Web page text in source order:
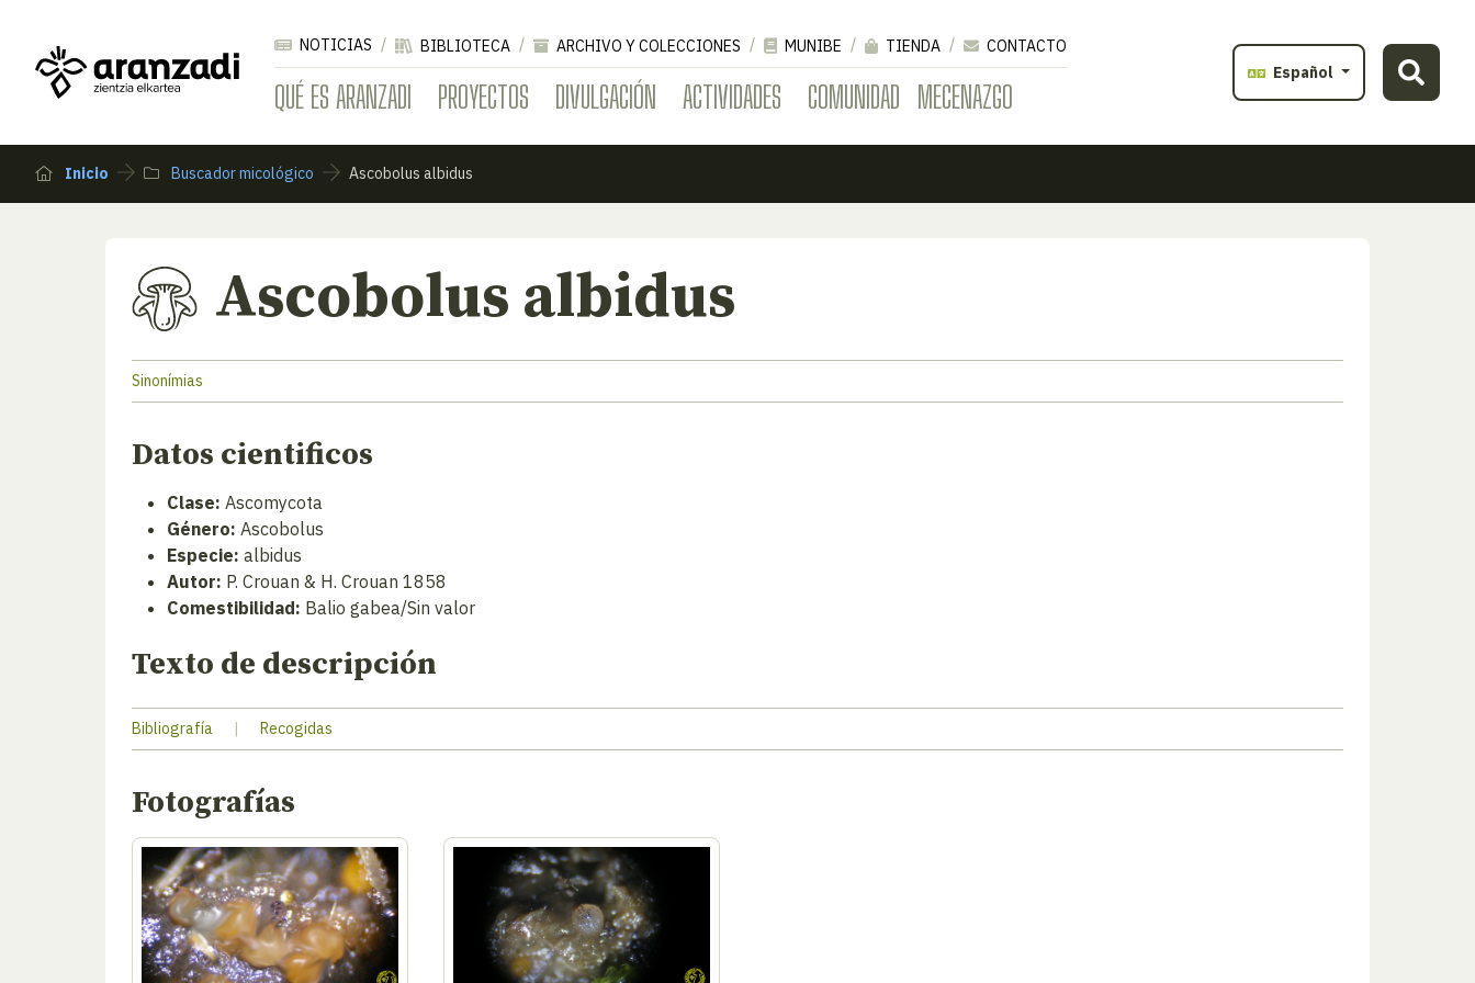
QUÉ ES ARANZADI PROYECTOS DIVULGACIÓN ACTIVIDADES COMUNIDAD MECENAZGO
NOTICIAS BIBLIOTECA ARCHIVO Y COLECCIONES MUNIBE TIENDA
CONTACTO
Español
Inicio Buscador micológico Ascobolus albidus
Ascobolus albidus
Sinonímias
Datos cientificos
Clase: Ascomycota
Género: Ascobolus
Especie: albidus
Autor: P. Crouan & H. Crouan 1858
Comestibilidad: Balio gabea/Sin valor
Texto de descripción
Bibliografía | Recogidas
Fotografías